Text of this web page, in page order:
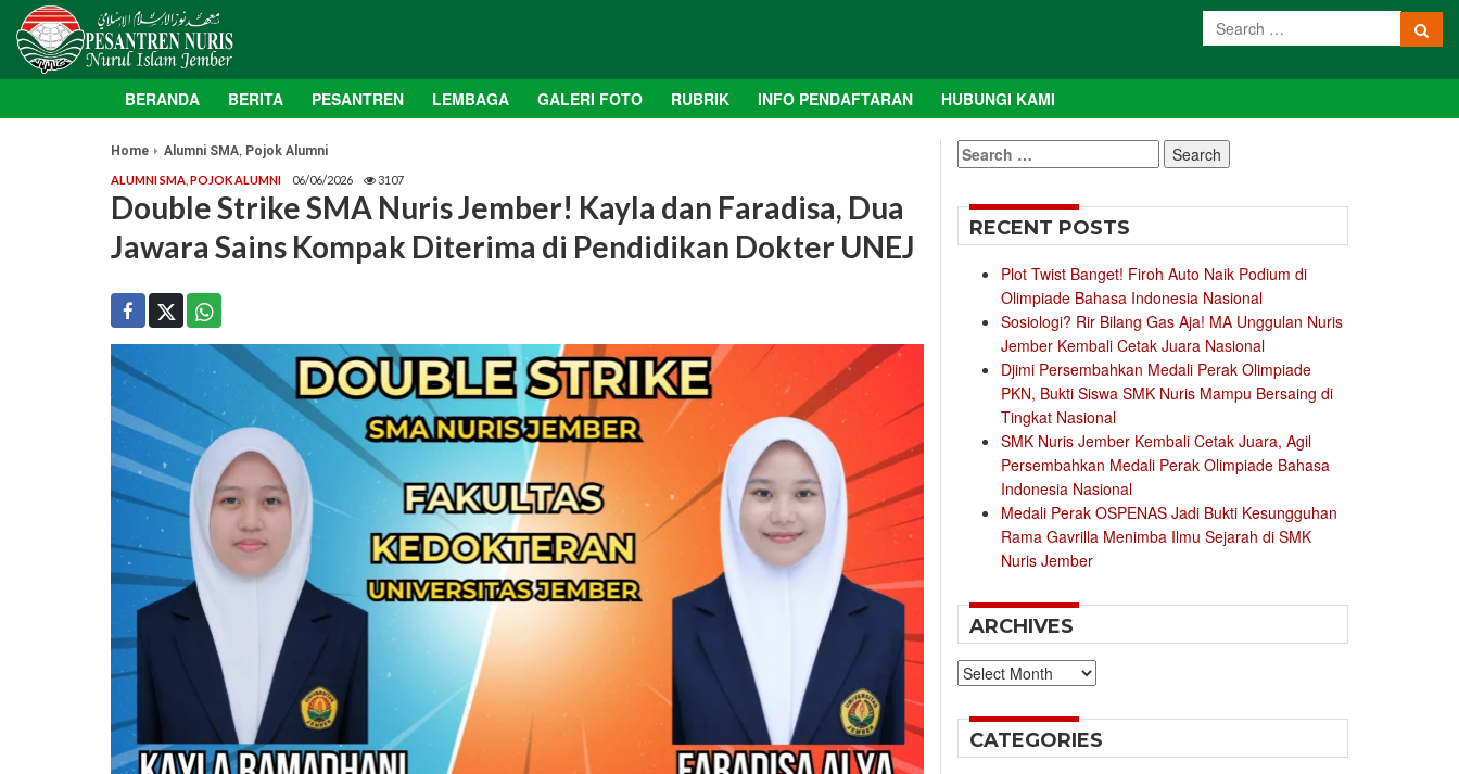
BERANDA BERITA PESANTREN LEMBAGA GALERI FOTO RUBRIK INFO PENDAFTARAN HUBUNGI KAMI
Home Alumni SMA, Pojok Alumni
ALUMNI SMA POJOK ALUMNI 06/06/2026 3107
Double Strike SMA Nuris Jember! Kayla dan Faradisa, Dua
Jawara Sains Kompak Diterima di Pendidikan Dokter UNEJ
Search
for:
RECENT POSTS
Plot Twist Banget! Firoh Auto Naik Podium di
Olimpiade Bahasa Indonesia Nasional
Sosiologi? Rir Bilang Gas Aja! MA Unggulan Nuris
Jember Kembali Cetak Juara Nasional
Djimi Persembahkan Medali Perak Olimpiade
PKN, Bukti Siswa SMK Nuris Mampu Bersaing di
Tingkat Nasional
SMK Nuris Jember Kembali Cetak Juara, Agil
Persembahkan Medali Perak Olimpiade Bahasa
Indonesia Nasional
Medali Perak OSPENAS Jadi Bukti Kesungguhan
Rama Gavrilla Menimba Ilmu Sejarah di SMK
Nuris Jember
ARCHIVES
Archives
CATEGORIES